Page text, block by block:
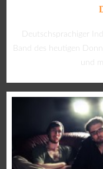
Deutschsprachiger
Band des heutigen
und